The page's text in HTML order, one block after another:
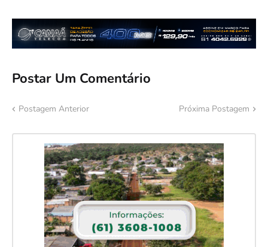
Postar Um Comentário
Postagem Anterior Próxima Postagem